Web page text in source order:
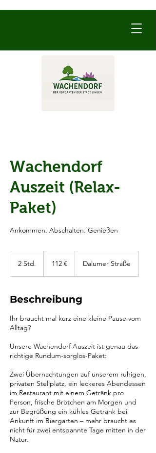
Wachendorf
Auszeit (Relax-
Paket)
Ankommen. Abschalten. Genießen
2 Std.
.
112 € Dalumer Straße
Beschreibung
Ihr braucht mal kurz eine kleine Pause vom
Alltag?
Unsere Wachendorf Auszeit ist genau das
richtige Rundum-sorglos-Paket:
Zwei Übernachtungen auf unserem ruhigen,
privaten Stellplatz, ein leckeres Abendessen
im Restaurant mit einem Getränk pro
Person, frische Brötchen am Morgen und
zur Begrüßung ein kühles Getränk bei
Ankunft im Biergarten – mehr braucht es
nicht für zwei entspannte Tage mitten in der
Natur.